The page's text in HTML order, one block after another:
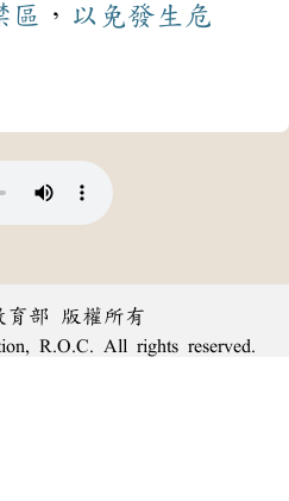
區 ， 以免發生 危
育部 版權所有
R.O.C. All rights reserved.